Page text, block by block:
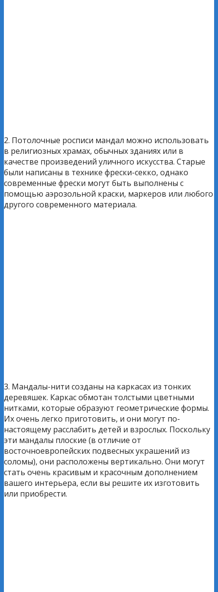
2. Потолочные росписи мандал можно использовать
в религиозных храмах, обычных зданиях или в
качестве произведений уличного искусства. Старые
были написаны в технике фрески-секко, однако
современные фрески могут быть выполнены с
помощью аэрозольной краски, маркеров или любого
другого современного материала.
3. Мандалы-нити созданы на каркасах из тонких
деревяшек. Каркас обмотан толстыми цветными
нитками, которые образуют геометрические формы.
Их очень легко приготовить, и они могут по-
настоящему расслабить детей и взрослых. Поскольку
эти мандалы плоские (в отличие от
восточноевропейских подвесных украшений из
соломы), они расположены вертикально. Они могут
стать очень красивым и красочным дополнением
вашего интерьера, если вы решите их изготовить
или приобрести.